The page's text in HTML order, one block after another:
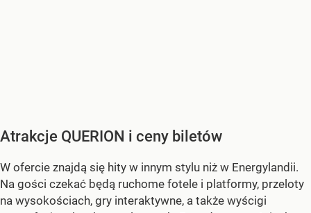
Atrakcje QUERION i ceny biletów
W ofercie znajdą się hity w innym stylu niż w Energylandii.
Na gości czekać będą ruchome fotele i platformy, przeloty
na wysokościach, gry interaktywne, a także wyścigi